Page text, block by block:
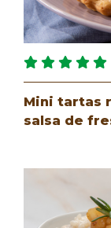
Mini tartas
salsa de